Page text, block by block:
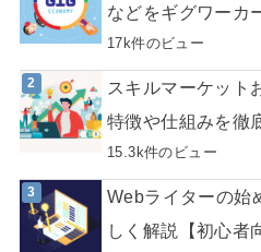
などをギグワーカ
17k件のビュー
スキルマーケット
特徴や仕組みを徹
15.3k件のビュー
Webライターの始
しく解説【初心者